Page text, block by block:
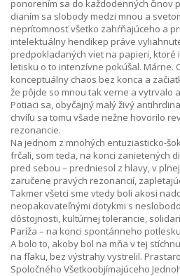
ponorením sa do každodenných činov
dianím sa slobody medzi mnou a
neprítomnosť všetko zahŕňajúceho a
intelektuálny hendikep práve
predpokladaných viet na papieri,
letisku o to intenzívne pokúšal. Márne.
konceptuálny chaos bez konca a
že pôjde so mnou tak verne a vytrvalo
Potiaci sa, obyčajný malý živý
chvíľu sa tomu všade nežne hovorilo
rezonancie.
Na jednom z mnohých entuziasticko-
frčali, som teda, na konci zanietených
pred sebou – predniesol z hlavy, v
zaručene pravých rezonancií,
Takmer všetci sme vtedy boli akosi
neopakovateľnými dotykmi s
dôstojnosti, kultúrnej tolerancie,
Paríža – na konci spontánneho
A bolo to, akoby bol na mňa v tej
na fľaku, bez výstrahy vystrelil.
Spoločného Všetkoobjímajúceho